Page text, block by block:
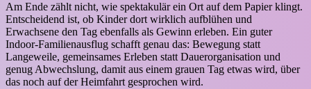
Am Ende zählt nicht, wie spektakulär ein Ort auf dem Papier klingt.
Entscheidend ist, ob Kinder dort wirklich aufblühen und
Erwachsene den Tag ebenfalls als Gewinn erleben. Ein guter
Indoor-Familienausflug schafft genau das: Bewegung statt
Langeweile, gemeinsames Erleben statt Dauerorganisation und
genug Abwechslung, damit aus einem grauen Tag etwas wird, über
das noch auf der Heimfahrt gesprochen wird.